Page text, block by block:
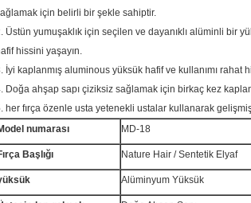
için belirli bir şekle sahiptir.
Üstün yumuşaklık için seçilen ve dayanıklı alüminli bir
hissini yaşayın.
İyi kaplanmış aluminous yüksük hafif ve kullanımı rahat
Doğa ahşap sapı çiziksiz sağlamak için birkaç kez
her fırça özenle usta yetenekli ustalar kullanarak
numarası
MD-18
Başlığı Nature Hair / Sentetik Elyaf
Alüminyum Yüksük